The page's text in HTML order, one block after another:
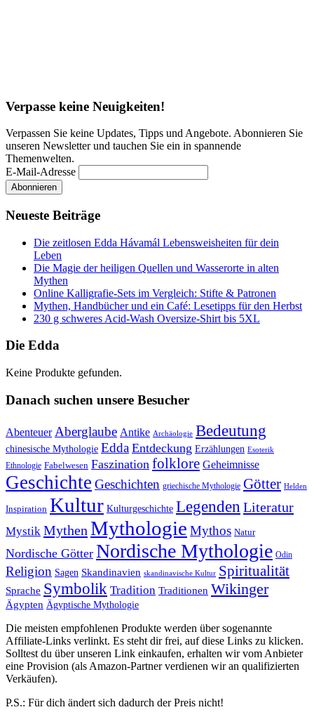
Verpasse keine Neuigkeiten!
Verpassen Sie keine Updates, Tipps und Angebote. Abonnieren Sie
unseren Newsletter und tauchen Sie ein in spannende
Themenwelten.
E-Mail-Adresse
Neueste Beiträge
Die zeitlosen Edda Hávamál Lebensweisheiten für dein
Leben
Die Magie der heiligen Quellen und Wasserorte in alten
Mythen
Online Kalligrafie‑Sets im Vergleich: Stifte & Patronen
Mythen, Handbücher und ein Café: Lesetipps für den Herbst
230 g schweres Acid-Wash Oversize-Shirt bis 5XL
Die Edda
Keine Produkte gefunden.
Danach suchen unsere Besucher
Abenteuer Aberglaube Antike Archäologie Bedeutung
chinesische Mythologie Edda Entdeckung Erzählungen Esoterik
Ethnologie Fabelwesen Faszination folklore Geheimnisse
Geschichte Geschichten griechische Mythologie Götter Helden
Inspiration Kultur Kulturgeschichte Legenden Literatur
Mystik Mythen Mythologie Mythos Natur
Nordische Götter Nordische Mythologie Odin
Religion Sagen Skandinavien skandinavische Kultur Spiritualität
Sprache Symbolik Tradition Traditionen Wikinger
Ägypten Ägyptische Mythologie
Die meisten empfohlenen Produkte werden über sogenannte
Affiliate-Links verlinkt. Es steht dir frei, auf diese Links zu klicken.
Solltest du über unseren Link einkaufen, erhalten wir vom Anbieter
eine Provision (als Amazon-Partner verdienen wir an qualifizierten
Verkäufen).
P.S.: Für dich ändert sich dadurch der Preis nicht!